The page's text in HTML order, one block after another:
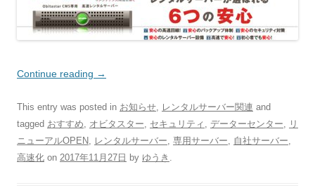
Continue reading →
This entry was posted in お知らせ, レンタルサーバー関連 and
tagged おすすめ, オビタスター, セキュリティ , データーセンター, リ
ニューアルOPEN, レンタルサーバー, 専用サーバー, 自社サーバー,
高速化 on 2017年11月27日 by ゆうき .